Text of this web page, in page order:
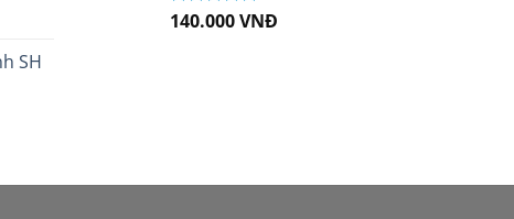
SH
Được xếp
140.000VNĐ